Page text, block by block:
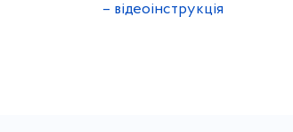
– відеоінструкція